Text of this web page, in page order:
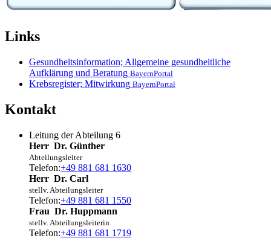
Links
Gesundheitsinformation; Allgemeine gesundheitliche
Aufklärung und Beratung BayernPortal
Krebsregister; Mitwirkung BayernPortal
Kontakt
Leitung der Abteilung 6
Herr Dr. Günther
Abteilungsleiter
Telefon:+49 881 681 1630
Herr Dr. Carl
stellv. Abteilungsleiter
Telefon:+49 881 681 1550
Frau Dr. Huppmann
stellv. Abteilungsleiterin
Telefon:+49 881 681 1719